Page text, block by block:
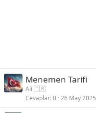
Menemen Tarifi
Ali 🇹🇷
Cevaplar 0 26 May 2025